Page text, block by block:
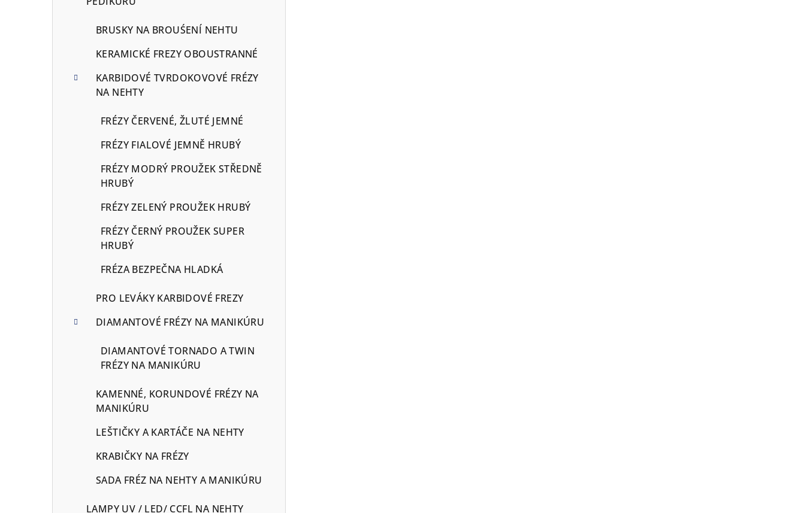
BRUSKY NA BROUŚENÍ NEHTU
KERAMICKÉ FREZY OBOUSTRANNÉ
KARBIDOVÉ TVRDOKOVOVÉ FRÉZY
NA NEHTY
FRÉZY ČERVENÉ, ŽLUTÉ JEMNÉ
FRÉZY FIALOVÉ JEMNĚ HRUBÝ
FRÉZY MODRÝ PROUŽEK STŘEDNĚ
HRUBÝ
FRÉZY ZELENÝ PROUŽEK HRUBÝ
FRÉZY ČERNÝ PROUŽEK SUPER
HRUBÝ
FRÉZA BEZPEČNA HLADKÁ
PRO LEVÁKY KARBIDOVÉ FREZY
DIAMANTOVÉ FRÉZY NA MANIKÚRU
DIAMANTOVÉ TORNADO A TWIN
FRÉZY NA MANIKÚRU
KAMENNÉ, KORUNDOVÉ FRÉZY NA
MANIKÚRU
LEŠTIČKY A KARTÁČE NA NEHTY
KRABIČKY NA FRÉZY
SADA FRÉZ NA NEHTY A MANIKÚRU
LAMPY UV / LED/ CCFL NA NEHTY